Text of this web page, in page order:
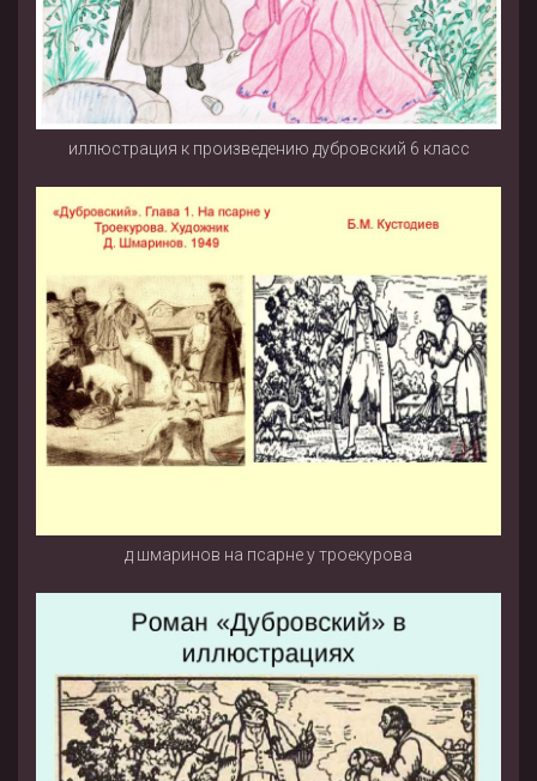
иллюстрация к произведению дубровский 6 класс
д шмаринов на псарне у троекурова